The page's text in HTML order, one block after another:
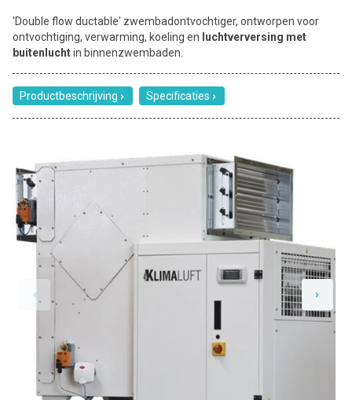
'Double flow ductable' zwembadontvochtiger, ontworpen voor
ontvochtiging, verwarming, koeling en luchtverversing met
buitenluchtin binnenzwembaden.
Productbeschrijving Specificaties